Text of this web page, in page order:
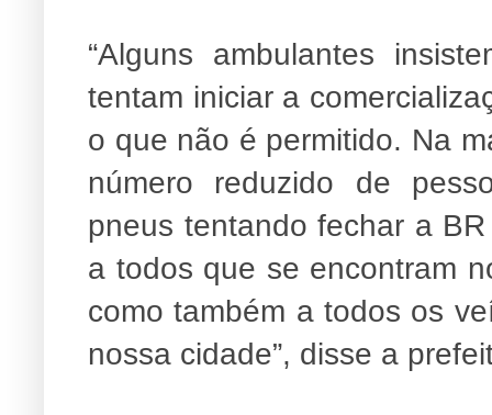
“Alguns ambulantes
tentam iniciar a
o que não é permitido. Na
número reduzido de
pneus tentando fechar a
a todos que se encontram
como também a todos os
nossa cidade”, disse a